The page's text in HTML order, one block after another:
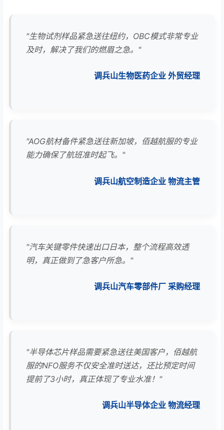
"生物试剂样品紧急送往纽约，OBC模式非常专业
及时，解决了我们的燃眉之急。"
调兵山生物医药企业 外贸经理
"AOG航材备件紧急送往新加坡，佰越航服的专业
能力确保了航班准时起飞。"
调兵山航空制造企业 物流主管
"汽车关键零件快速出口日本，整个流程高效透
明，真正做到了急客户所急。"
调兵山汽车零部件厂 采购经理
"半导体芯片样品需要紧急送往美国客户，佰越航
服的NFO服务不仅安全准时送达，还比预定时间
提前了3小时，真正体现了专业水准！"
调兵山半导体企业 物流经理